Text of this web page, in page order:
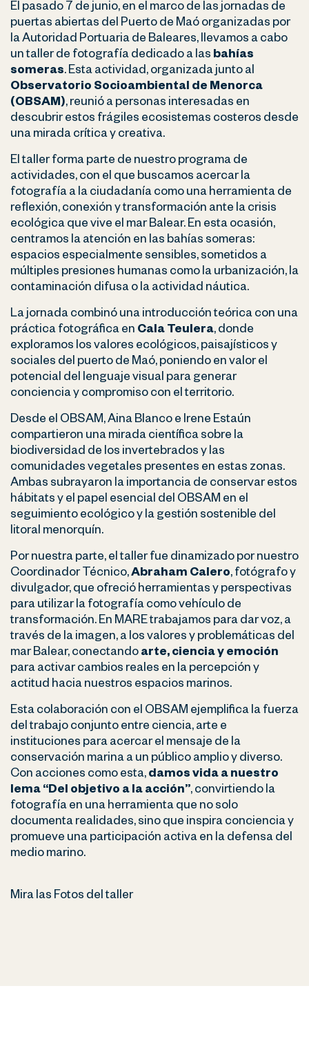
El pasado 7 de junio, en el marco de las jornadas de
puertas abiertas del Puerto de Maó organizadas por
la Autoridad Portuaria de Baleares, llevamos a cabo
un taller de fotografía dedicado a las bahías
someras. Esta actividad, organizada junto al
Observatorio Socioambiental de Menorca
(OBSAM), reunió a personas interesadas en
descubrir estos frágiles ecosistemas costeros desde
una mirada crítica y creativa.
El taller forma parte de nuestro programa de
actividades, con el que buscamos acercar la
fotografía a la ciudadanía como una herramienta de
reflexión, conexión y transformación ante la crisis
ecológica que vive el mar Balear. En esta ocasión,
centramos la atención en las bahías someras:
espacios especialmente sensibles, sometidos a
múltiples presiones humanas como la urbanización, la
contaminación difusa o la actividad náutica.
La jornada combinó una introducción teórica con una
práctica fotográfica en Cala Teulera, donde
exploramos los valores ecológicos, paisajísticos y
sociales del puerto de Maó, poniendo en valor el
potencial del lenguaje visual para generar
conciencia y compromiso con el territorio.
Desde el OBSAM, Aina Blanco e Irene Estaún
compartieron una mirada científica sobre la
biodiversidad de los invertebrados y las
comunidades vegetales presentes en estas zonas.
Ambas subrayaron la importancia de conservar estos
hábitats y el papel esencial del OBSAM en el
seguimiento ecológico y la gestión sostenible del
litoral menorquín.
Por nuestra parte, el taller fue dinamizado por nuestro
Coordinador Técnico,Abraham Calero, fotógrafo y
divulgador, que ofreció herramientas y perspectivas
para utilizar la fotografía como vehículo de
transformación. En MARE trabajamos para dar voz, a
través de la imagen, a los valores y problemáticas del
mar Balear, conectando arte, ciencia y emoción
para activar cambios reales en la percepción y
actitud hacia nuestros espacios marinos.
Esta colaboración con el OBSAM ejemplifica la fuerza
del trabajo conjunto entre ciencia, arte e
instituciones para acercar el mensaje de la
conservación marina a un público amplio y diverso.
Con acciones como esta, damos vida a nuestro
lema “Del objetivo a la acción”, convirtiendo la
fotografía en una herramienta que no solo
documenta realidades, sino que inspira conciencia y
promueve una participación activa en la defensa del
medio marino.
Mira las Fotos del taller